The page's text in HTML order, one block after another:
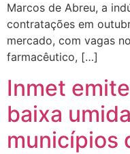
Marcos de Abreu, a
contratações em
mercado, com vagas
farmacêutico, […]
Inmet
baixa
municípios